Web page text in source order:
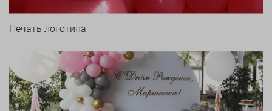
Печать логотипа